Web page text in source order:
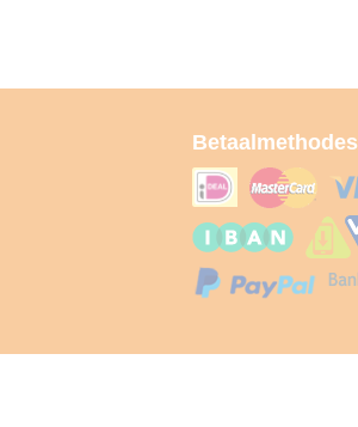
Betaalmethodes